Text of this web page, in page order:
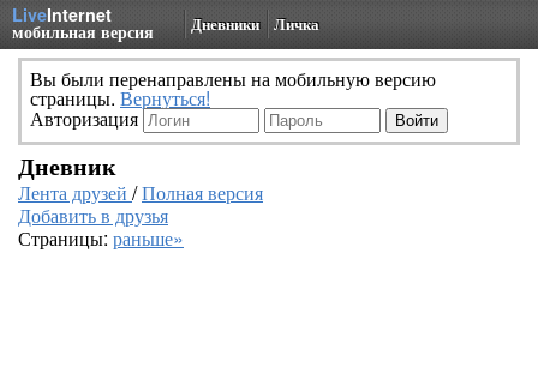
LiveInternet
мобильная версия Дневники Личка
Вы были перенаправлены на мобильную версию
страницы. Вернуться!
Авторизация
Дневник
Лента друзей /Полная версия
Добавить в друзья
Страницы: раньше»